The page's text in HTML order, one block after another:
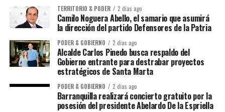
TERRITORIO & PODER 2 días ago
Camilo Noguera Abello, el samario que asumirá
la dirección del partido Defensores de la Patria
PODER & GOBIERNO 2 días ago
Alcalde Carlos Pinedo busca respaldo del
Gobierno entrante para destrabar proyectos
estratégicos de Santa Marta
PODER & GOBIERNO 2 días ago
Barranquilla realizará concierto gratuito por la
posesión del presidente Abelardo De la Espriella